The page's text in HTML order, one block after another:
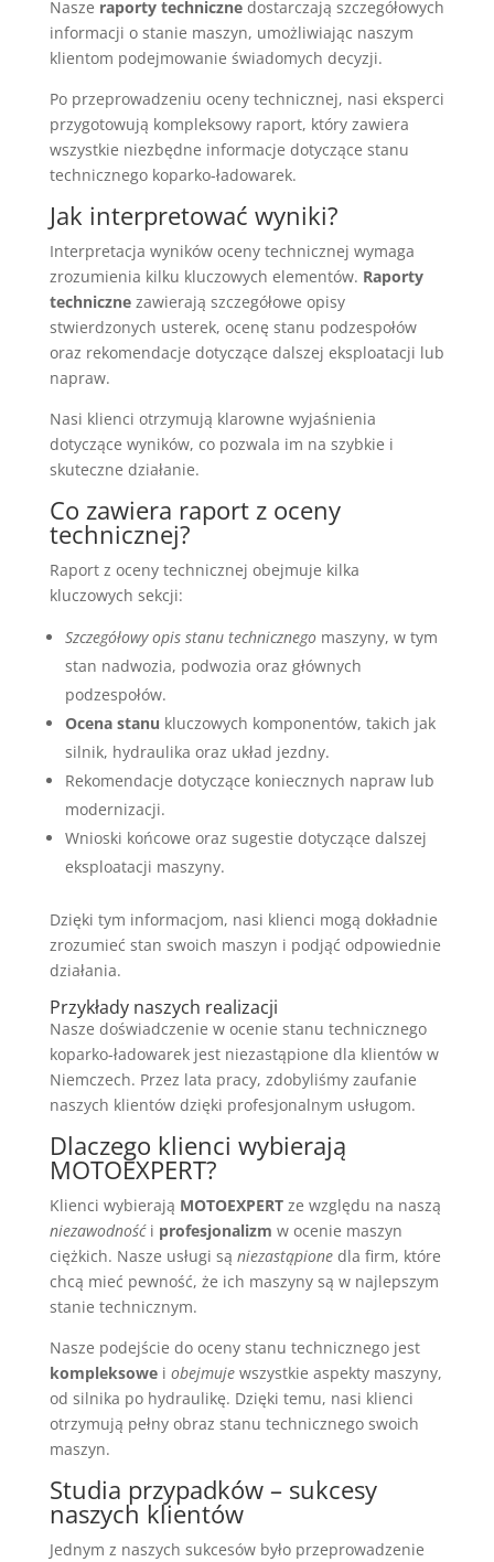
Nasze raporty technicznedostarczają szczegółowych
informacji o stanie maszyn, umożliwiając naszym
klientom podejmowanie świadomych decyzji.
Po przeprowadzeniu oceny technicznej, nasi eksperci
przygotowują kompleksowy raport, który zawiera
wszystkie niezbędne informacje dotyczące stanu
technicznego koparko-ładowarek.
Jak interpretować wyniki?
Interpretacja wyników oceny technicznej wymaga
zrozumienia kilku kluczowych elementów. Raporty
technicznezawierają szczegółowe opisy
stwierdzonych usterek, ocenę stanu podzespołów
oraz rekomendacje dotyczące dalszej eksploatacji lub
napraw.
Nasi klienci otrzymują klarowne wyjaśnienia
dotyczące wyników, co pozwala im na szybkie i
skuteczne działanie.
Co zawiera raport z oceny
technicznej?
Raport z oceny technicznej obejmuje kilka
kluczowych sekcji:
Szczegółowy opis stanu technicznegomaszyny, w tym
stan nadwozia, podwozia oraz głównych
podzespołów.
Ocena stanu kluczowych komponentów, takich jak
silnik, hydraulika oraz układ jezdny.
Rekomendacje dotyczące koniecznych napraw lub
modernizacji.
Wnioski końcowe oraz sugestie dotyczące dalszej
eksploatacji maszyny.
Dzięki tym informacjom, nasi klienci mogą dokładnie
zrozumieć stan swoich maszyn i podjąć odpowiednie
działania.
Przykłady naszych realizacji
Nasze doświadczenie w ocenie stanu technicznego
koparko-ładowarek jest niezastąpione dla klientów w
Niemczech. Przez lata pracy, zdobyliśmy zaufanie
naszych klientów dzięki profesjonalnym usługom.
Dlaczego klienci wybierają
MOTOEXPERT?
Klienci wybierają MOTOEXPERTze względu na naszą
niezawodnośći profesjonalizm w ocenie maszyn
ciężkich. Nasze usługi są niezastąpionedla firm, które
chcą mieć pewność, że ich maszyny są w najlepszym
stanie technicznym.
Nasze podejście do oceny stanu technicznego jest
kompleksowei obejmujewszystkie aspekty maszyny,
od silnika po hydraulikę. Dzięki temu, nasi klienci
otrzymują pełny obraz stanu technicznego swoich
maszyn.
Studia przypadków – sukcesy
naszych klientów
Jednym z naszych sukcesów było przeprowadzenie